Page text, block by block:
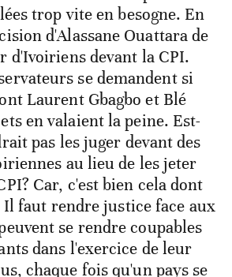
trop vite en besogne. En
d'Alassane Ouattara de
d'Ivoiriens devant la CPI.
se demandent si
Laurent Gbagbo et Blé
en valaient la peine. Est-
pas les juger devant des
au lieu de les jeter
Car, c'est bien cela dont
faut rendre justice face aux
se rendre coupables
dans l'exercice de leur
chaque fois qu'un pays se